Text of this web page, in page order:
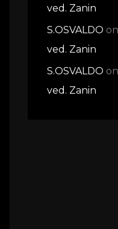
ved. Zanin
S.OSVALDO on
ved. Zanin
S.OSVALDO on
ved. Zanin